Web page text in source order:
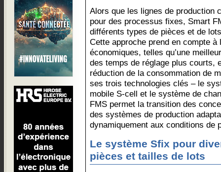
Alors que les lignes de production
pour des processus fixes, Smart
différents types de pièces et de
Cette approche prend en compte
économiques, telles qu’une
des temps de réglage plus courts,
réduction de la consommation de
ses trois technologies clés – le
mobile S-cell et le système de
FMS permet la transition des
des systèmes de production
dynamiquement aux conditions de
Le système Sfix pour
pièces et tailles de lots